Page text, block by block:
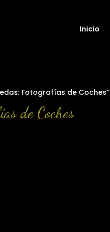
Inicio
Fotografías de Coches”
de Coches